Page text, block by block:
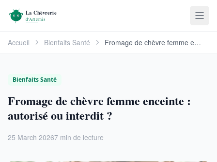
Accueil Bienfaits Santé Fromage de chèvre femme enceinte : autorisé ou …
Bienfaits Santé
Fromage de chèvre femme enceinte :
autorisé ou interdit ?
25 March 20267 min de lecture